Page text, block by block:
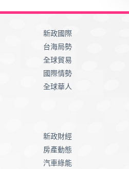
新政國際
台海局勢
全球貿易
國際情勢
全球華人
新政財經
房產動態
汽車綠能